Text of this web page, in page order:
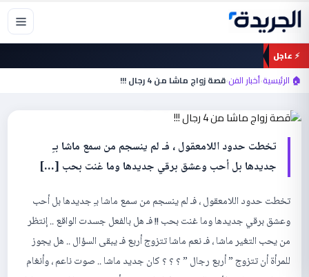
تخطي
المحتوى
⚡ عاجل
🏠 الرئيسية›أخبار الفن›قصة زواج ماشا من 4 رجال !!! أخبار الفن
تخطت حدود اللامعقول ، فـ لم ينسجم من سمع ماشا بـِ
جديدها بل أحب وعشق برقي جديدها وما غنت بحب […]
تخطت حدود اللامعقول ، فـ لم ينسجم من سمع ماشا بـِ جديدها بل أحب
وعشق برقي جديدها وما غنت بحب !! فـ هل بالفعل جسدت الواقع .. إنتظر
من يحب التغير ماشا ، فـ نعم ماشا تتزوج أربع فـ يبقى السؤال .. هل يجوز
للمرأة أن تتزوج ” أربع رجال ” ؟ ؟ ؟ كان جديد ماشا .. صوت ناعم ، وأنغام